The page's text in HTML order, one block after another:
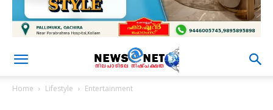
Home Lifestyle Entertainment